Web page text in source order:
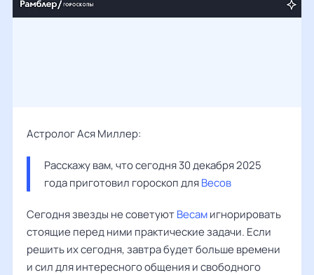
Астролог Ася Миллер:
Расскажу вам, что сегодня 30 декабря 2025
года приготовил гороскоп для Весов
Сегодня звезды не советуютВесамигнорировать
стоящие перед ними практические задачи. Если
решить их сегодня, завтра будет больше времени
и сил для интересного общения и свободного